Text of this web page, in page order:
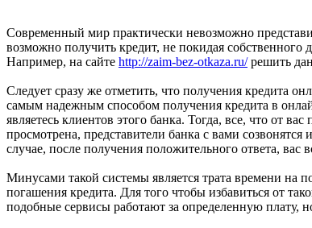
Современный мир практически невозможно
возможно получить кредит, не покидая собственного
Например, на сайте http://zaim-bez-otkaza.ru/решить
Следует сразу же отметить, что получения кредита
самым надежным способом получения кредита в
являетесь клиентов этого банка. Тогда, все, что от
просмотрена, представители банка с вами
случае, после получения положительного ответа, вас
Минусами такой системы является трата времени на
погашения кредита. Для того чтобы избавиться от
подобные сервисы работают за определенную плату,